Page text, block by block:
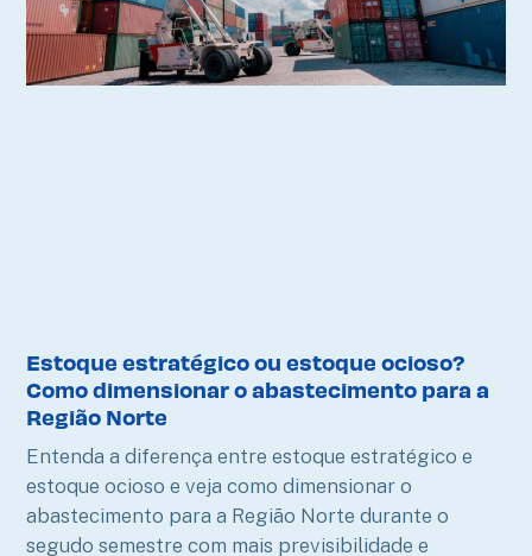
Estoque estratégico ou estoque ocioso?
Como dimensionar o abastecimento para a
Região Norte
Entenda a diferença entre estoque estratégico e
estoque ocioso e veja como dimensionar o
abastecimento para a Região Norte durante o
segudo semestre com mais previsibilidade e